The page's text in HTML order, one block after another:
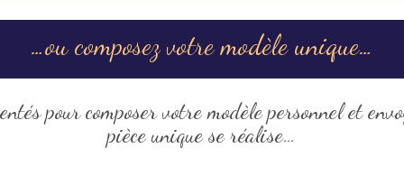
…ou composez votre modèle unique…
pour composer votre modèle personnel et
pièce unique se réalise…